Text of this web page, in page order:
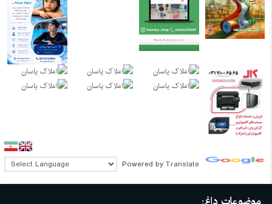
Powered by Translate